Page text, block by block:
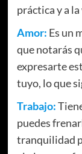
práctica y a
Amor: Es un
que notarás
expresarte
tuyo, lo que
Trabajo:
puedes
tranquilidad